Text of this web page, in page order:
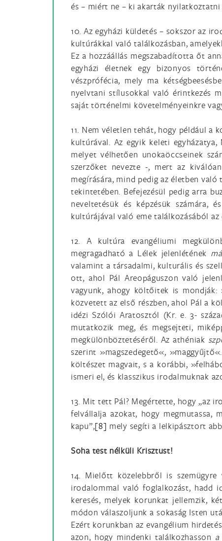
és – miért ne – ki akarták nyilatkoztatni
10. Az egyházi küldetés – sokszor az
kultúrákkal való találkozásban,
Ez a hozzáállás megszabadította őt
egyházi életnek egy bizonyos
vészprófécia, mely ma
nyelvtani stílusokkal való érintkezés
saját történelmi követelményeinkre
11. Nem véletlen tehát, hogy például a
kultúrával. Az egyik keleti
melyet vélhetően unokaöccseinek
szerzőket nevezte -, mert az
megírására, mind pedig az életben
tekintetében. Befejezésül pedig arra
neveltetésük és képzésük számára,
kultúrájával való eme találkozásából
12. A kultúra evangéliumi
megragadható a Lélek jelenlétének
valamint a társadalmi, kulturális és
ott, ahol Pál Areopáguszon való
vagyunk, ahogy költőitek is mondják:
közvetett az első részben, ahol Pál a
idézi Szólói Aratosztól (Kr. e. 3-
mutatkozik meg, és megsejteti,
megkülönböztetéséről. Az athéniak
szerint »magszedegető«,
költészet magvait, s a korábbi,
ismeri el, és klasszikus irodalmuknak
13. Mit tett Pál? Megértette, hogy „az
felvállalja azokat, hogy megmutassa,
kapu”,[8] mely segíti a lelkipásztort
Soha test nélküli Krisztust!
14. Mielőtt közelebbről is
irodalommal való foglalkozást, hadd
keresés, melyek korunkat jellemzik,
módon válaszoljunk a sokaság Isten
Ezért korunkban az evangélium
azon, hogy mindenki találkozhasson